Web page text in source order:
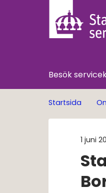
Besök
Startsida
1 juni